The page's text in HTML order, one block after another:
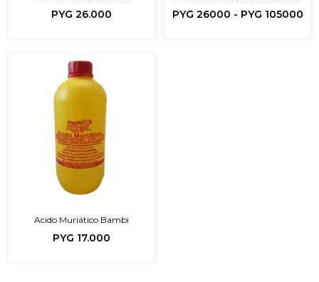
PYG 26.000 PYG 26000 - PYG 105000
Acido Muriático Bambi
PYG 17.000